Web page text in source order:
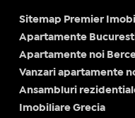
Sitemap Premier
Apartamente
Apartamente noi
Vanzari apartamente
Ansambluri
Imobiliare Grecia